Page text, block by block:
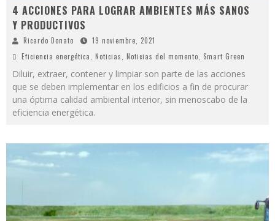
4 ACCIONES PARA LOGRAR AMBIENTES MÁS SANOS
Y PRODUCTIVOS
Ricardo Donato
19 noviembre, 2021
Eficiencia energética
Noticias Noticias del momento Smart Green
Diluir, extraer, contener y limpiar son parte de las acciones
que se deben implementar en los edificios a fin de procurar
una óptima calidad ambiental interior, sin menoscabo de la
eficiencia energética.